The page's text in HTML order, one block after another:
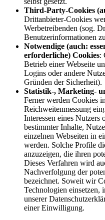
Third-Party-Cookies
Drittanbieter-Cookies
Werbetreibenden (sog.
Benutzerinformationen
Notwendige (auch:
erforderliche) Cookies:
Betrieb einer Webseite
Logins oder andere
Gründen der Sicherheit).
Statistik-, Marketing-
Ferner werden Cookies
Reichweitenmessung
Interessen eines Nutzers
bestimmter Inhalte,
einzelnen Webseiten in
werden. Solche Profile
anzuzeigen, die ihren
Dieses Verfahren wird
Nachverfolgung der
bezeichnet. Soweit wir
Technologien einsetzen,
unserer
einer Einwilligung.